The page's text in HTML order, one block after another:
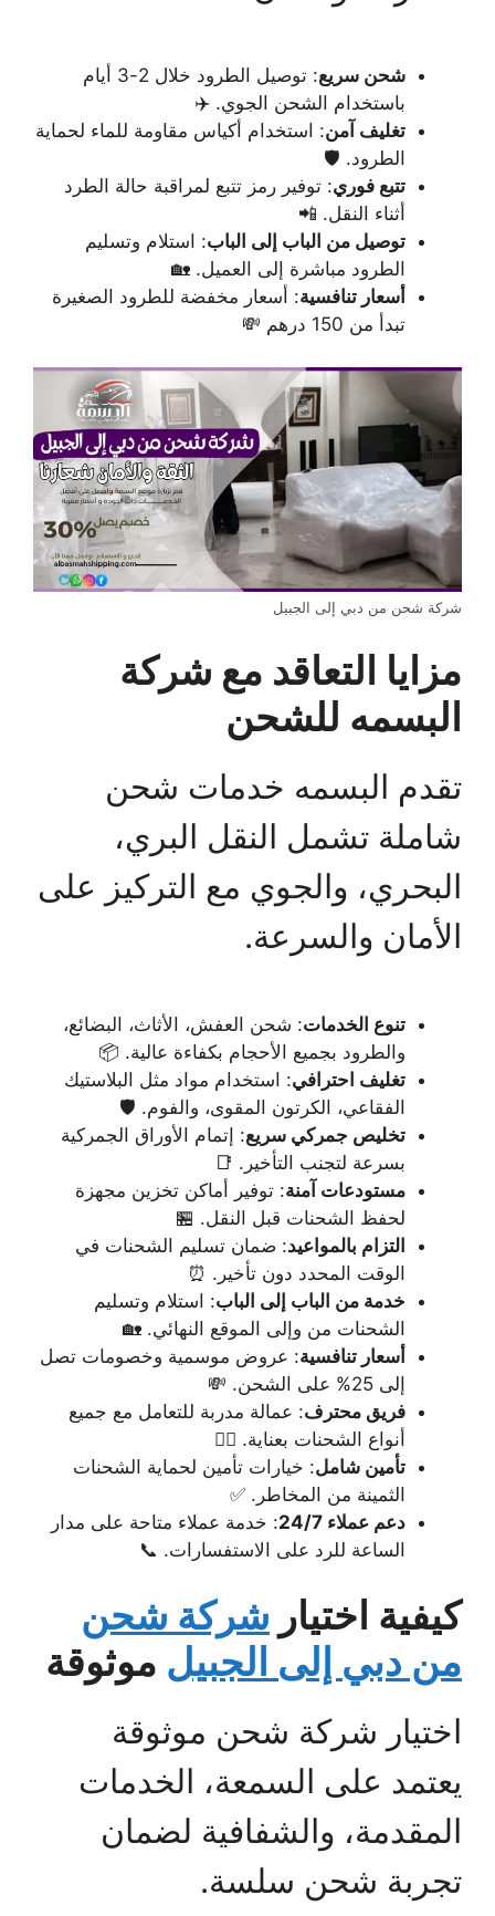
شحن سريع
: توصيل الطرود خلال 2-3 أيام
باستخدام الشحن الجوي. ✈️
تغليف آمن: استخدام أكياس مقاومة للماء لحماية
الطرود. 🛡️
تتبع فوري: توفير رمز تتبع لمراقبة حالة الطرد
أثناء النقل. 📲
توصيل من الباب إلى الباب: استلام وتسليم
الطرود مباشرة إلى العميل. 🏡
أسعار تنافسية: أسعار مخفضة للطرود الصغيرة
تبدأ من 150 درهم 💸
شركة شحن من دبي إلى الجبيل
مزايا التعاقد مع شركة
البسمه للشحن
تقدم البسمه خدمات شحن
شاملة تشمل النقل البري،
البحري، والجوي مع التركيز على
الأمان والسرعة.
تنوع الخدمات: شحن العفش، الأثاث، البضائع،
والطرود بجميع الأحجام بكفاءة عالية. 📦
تغليف احترافي: استخدام مواد مثل البلاستيك
الفقاعي، الكرتون المقوى، والفوم. 🛡️
تخليص جمركي سريع: إتمام الأوراق الجمركية
بسرعة لتجنب التأخير. 📑
مستودعات آمنة: توفير أماكن تخزين مجهزة
لحفظ الشحنات قبل النقل. 🏪
التزام بالمواعيد: ضمان تسليم الشحنات في
الوقت المحدد دون تأخير. ⏰
خدمة من الباب إلى الباب: استلام وتسليم
الشحنات من وإلى الموقع النهائي. 🏡
أسعار تنافسية: عروض موسمية وخصومات تصل
إلى 25% على الشحن. 💸
فريق محترف: عمالة مدربة للتعامل مع جميع
أنواع الشحنات بعناية. 👷‍♂️
تأمين شامل: خيارات تأمين لحماية الشحنات
الثمينة من المخاطر. ✅
دعم عملاء 24/7
: خدمة عملاء متاحة على مدار
الساعة للرد على الاستفسارات. 📞
كيفية اختيار شركة شحن
من دبي إلى الجبيل موثوقة
اختيار شركة شحن موثوقة
يعتمد على السمعة، الخدمات
المقدمة، والشفافية لضمان
تجربة شحن سلسة.